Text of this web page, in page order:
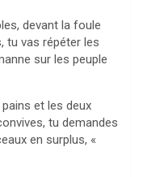
devant la foule
tu vas répéter les
sur les peuple
et les deux
tu demandes
en surplus, «